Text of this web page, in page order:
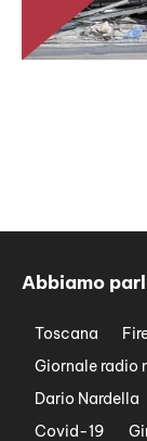
Abbiamo
Toscana
Giornale radio
Dario Nardella
Covid-19